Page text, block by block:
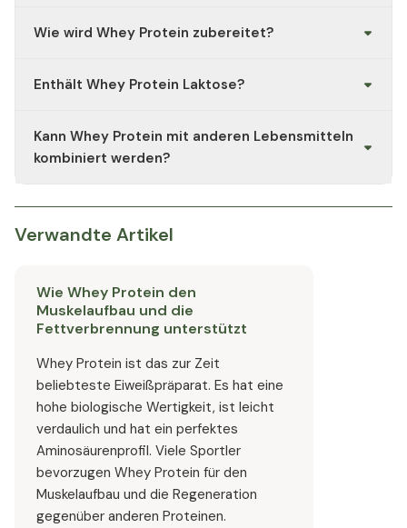
ein tierisches Produkt.
Wie wird Whey Protein zubereitet?
einem Pflanzendrink im Shaker vermischt. Die genaue
Enthält Whey Protein Laktose?
Laktose, während Whey Isolat aufgrund der stärkeren
Filtration meist einen deutlich reduzierten Laktosegehalt
Kann Whey Protein mit anderen Lebensmitteln
kombiniert werden?
oder Smoothies einarbeiten.
Verwandte Artikel
Wie Whey Protein den
Muskelaufbau und die
Fettverbrennung unterstützt
Whey Protein ist das zur Zeit
beliebteste Eiweißpräparat. Es hat eine
hohe biologische Wertigkeit, ist leicht
verdaulich und hat ein perfektes
Aminosäurenprofil. Viele Sportler
bevorzugen Whey Protein für den
Muskelaufbau und die Regeneration
gegenüber anderen Proteinen.